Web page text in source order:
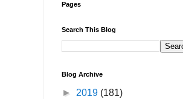
Pages
Search This Blog
Blog Archive
► 2019 (181)